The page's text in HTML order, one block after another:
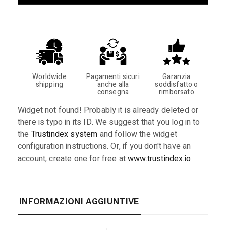
Worldwide
shipping
Pagamenti sicuri
anche alla
consegna
Garanzia
soddisfatto o
rimborsato
Widget not found! Probably it is already deleted or
there is typo in its ID. We suggest that you log in to
the Trustindex system and follow the widget
configuration instructions. Or, if you don't have an
account, create one for free atwww.trustindex.io
INFORMAZIONI AGGIUNTIVE